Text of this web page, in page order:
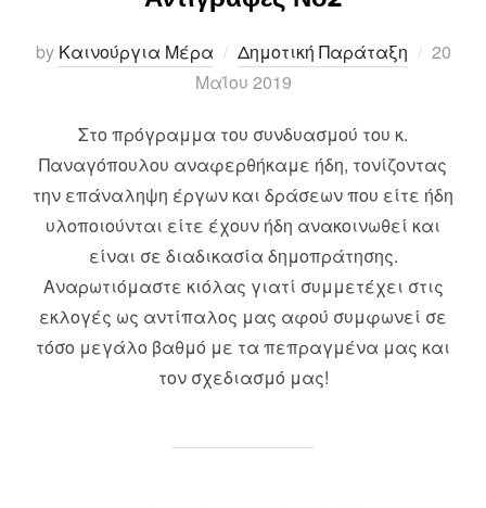
by Καινούργια Μέρα Δημοτική Παράταξη
Posted
20
Μαΐου 2019
Στο πρόγραμμα του συνδυασμού του κ.
Παναγόπουλου αναφερθήκαμε ήδη, τονίζοντας
την επάναληψη έργων και δράσεων που είτε ήδη
υλοποιούνται είτε έχουν ήδη ανακοινωθεί και
είναι σε διαδικασία δημοπράτησης.
Αναρωτιόμαστε κιόλας γιατί συμμετέχει στις
εκλογές ως αντίπαλος μας αφού συμφωνεί σε
τόσο μεγάλο βαθμό με τα πεπραγμένα μας και
τον σχεδιασμό μας!